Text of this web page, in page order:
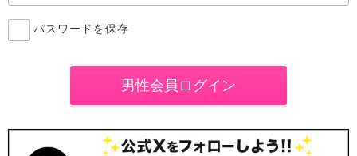
パスワードを保存